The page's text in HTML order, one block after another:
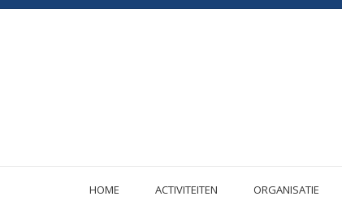
HOME ACTIVITEITEN ORGANISATIE